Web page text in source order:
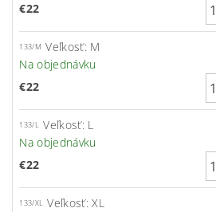
€22
133/M Veľkosť: M
Na objednávku
€22
133/L Veľkosť: L
Na objednávku
€22
133/XL Veľkosť: XL